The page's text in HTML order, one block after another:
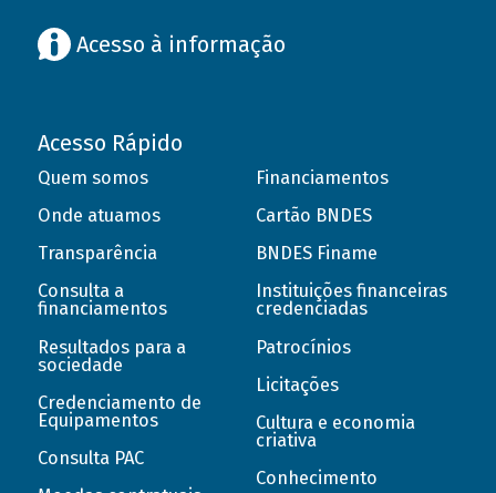
Acesso à informação
Acesso Rápido
Quem somos
Onde atuamos
Transparência
Consulta a
financiamentos
Resultados para a
sociedade
Credenciamento de
Equipamentos
Consulta PAC
Financiamentos
Cartão BNDES
BNDES Finame
Instituições financeiras
credenciadas
Patrocínios
Licitações
Cultura e economia
criativa
Conhecimento